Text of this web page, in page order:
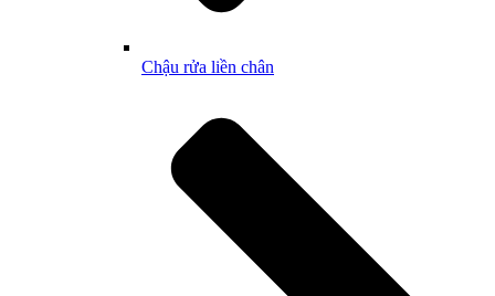
Chậu rửa liền chân